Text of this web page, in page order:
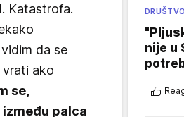
Katastrofa.
da se
vrati ako
se,
palca
DRUŠTVO
nije u